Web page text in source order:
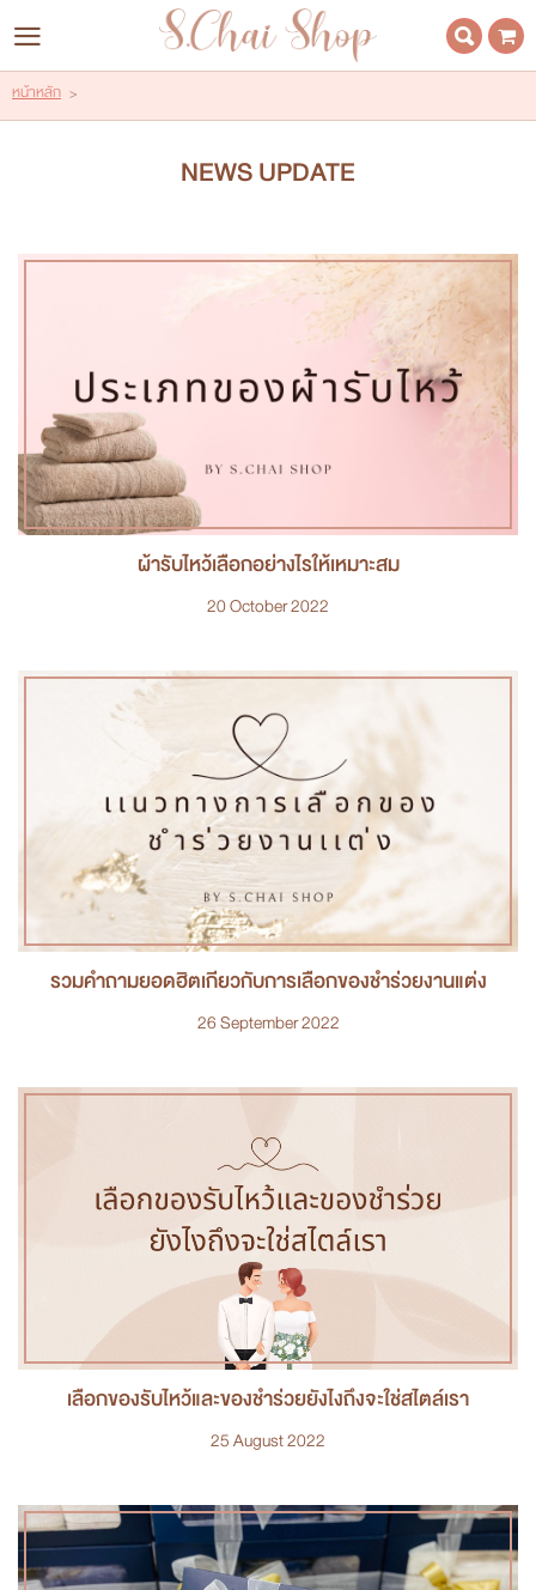
CONTACT | ติดต่อเรา
IDEA | ไอเดีย
หน้าหลัก >
NEWS UPDATE
ผ้ารับไหว้เลือกอย่างไรให้เหมาะสม
20 October 2022
รวมคำถามยอดฮิตเกี่ยวกับการเลือกของชำร่วยงานแต่ง
26 September 2022
เลือกของรับไหว้และของชำร่วยยังไงถึงจะใช่สไตล์เรา
25 August 2022